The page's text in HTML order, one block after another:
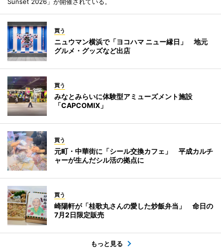
買う
ニュウマン横浜で「ヨコハマ ニュー縁日」 地元
グルメ・グッズなど出店
買う
みなとみらいに体験型アミューズメント施設
「CAPCOMIX」
買う
元町・中華街に「シール交換カフェ」 平成カルチ
ャーが生んだシル活の拠点に
買う
崎陽軒が「桂歌丸さんの愛した炒飯弁当」 命日の
7月2日限定販売
もっと見る